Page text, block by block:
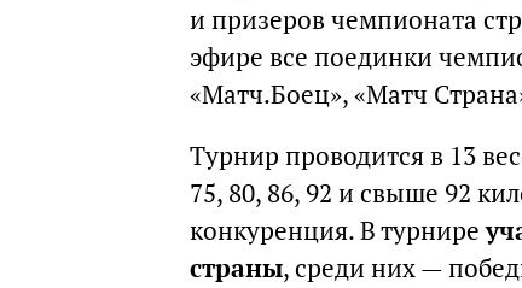
и призеров чемпионата
эфире все поединки
«Матч.Боец», «Матч
Турнир проводится в 13
75, 80, 86, 92 и свыше 92
конкуренция. В турнире
страны, среди них —